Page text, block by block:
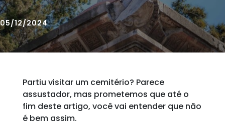
05/12/2024
Partiu visitar um cemitério? Parece
assustador, mas prometemos que até o
fim deste artigo, você vai entender que não
é bem assim.